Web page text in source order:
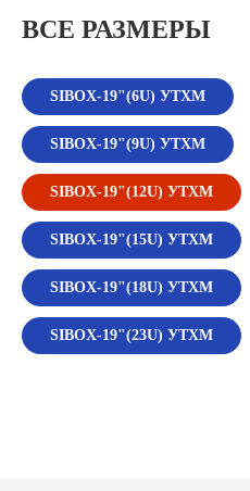
ВСЕ РАЗМЕРЫ
SIBOX-19"(6U) УТХМ
SIBOX-19"(9U) УТХМ
SIBOX-19"(12U) УТХМ
SIBOX-19"(15U) УТХМ
SIBOX-19"(18U) УТХМ
SIBOX-19"(23U) УТХМ